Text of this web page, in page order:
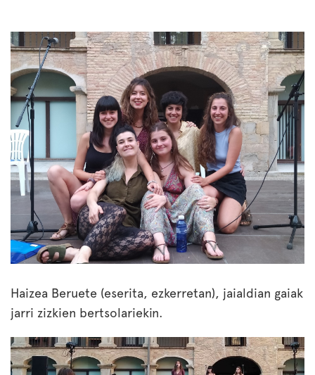
Haizea Beruete (eserita, ezkerretan), jaialdian gaiak
jarri zizkien bertsolariekin.